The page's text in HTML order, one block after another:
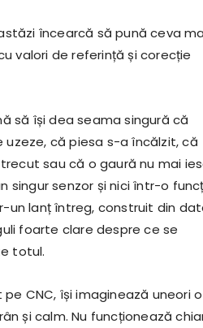
încearcă să pună ceva
valori de referință și corecție
să își dea seama singură că
uzeze, că piesa s-a încălzit, că
sau că o gaură nu mai
singur senzor și nici într-o
un lanț întreg, construit din
foarte clare despre ce se
totul.
CNC, își imaginează uneori o
și calm. Nu funcționează